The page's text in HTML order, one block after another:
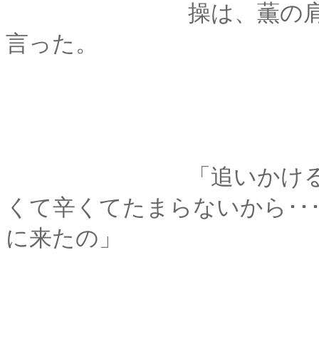
操は、薫の肩先に濡
言った。
「追いかけるのも、
くて辛くてたまらないから･
に来たの」